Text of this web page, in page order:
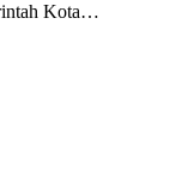
Kota…